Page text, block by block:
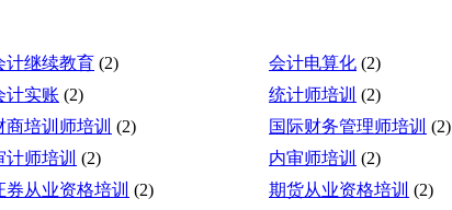
计继续教育 (2) 会计电算化 (2)
计实账 (2) 统计师培训 (2)
商培训师培训 (2) 国际财务管理师培训 (2)
计师培训 (2) 内审师培训 (2)
券从业资格培训 (2) 期货从业资格培训 (2)